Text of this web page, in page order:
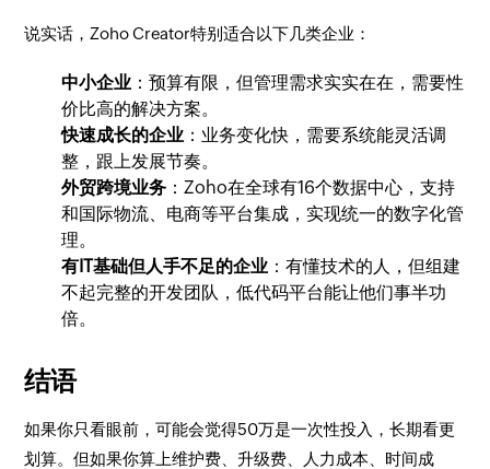
说实话，Zoho Creator特别适合以下几类企业：
中小企业 ：预算有限，但管理需求实实在在，需要性
价比高的解决方案。
快速成长的企业 ：业务变化快，需要系统能灵活调
整，跟上发展节奏。
外贸跨境业务 ：Zoho在全球有16个数据中心，支持
和国际物流、电商等平台集成，实现统一的数字化管
理。
有IT基础但人手不足的企业 ：有懂技术的人，但组建
不起完整的开发团队，低代码平台能让他们事半功
倍。
结语
如果你只看眼前，可能会觉得50万是一次性投入，长期看更
划算。但如果你算上维护费、升级费、人力成本、时间成